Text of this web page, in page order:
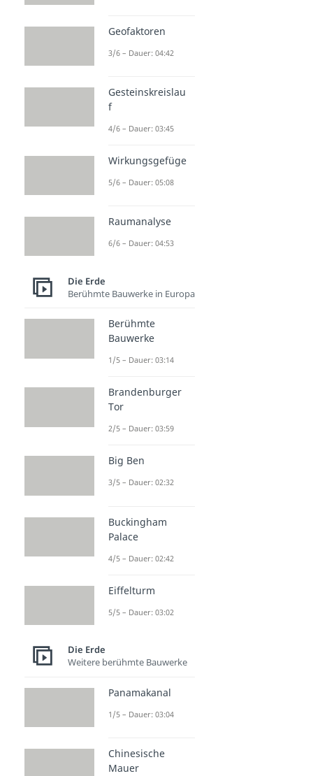
Geofaktoren
3/6 – Dauer: 04:42
Gesteinskreislau
f
4/6 – Dauer: 03:45
Wirkungsgefüge
5/6 – Dauer: 05:08
Raumanalyse
6/6 – Dauer: 04:53
Die Erde
Berühmte Bauwerke in Europa
Berühmte
Bauwerke
1/5 – Dauer: 03:14
Brandenburger
Tor
2/5 – Dauer: 03:59
Big Ben
3/5 – Dauer: 02:32
Buckingham
Palace
4/5 – Dauer: 02:42
Eiffelturm
5/5 – Dauer: 03:02
Die Erde
Weitere berühmte Bauwerke
Panamakanal
1/5 – Dauer: 03:04
Chinesische
Mauer